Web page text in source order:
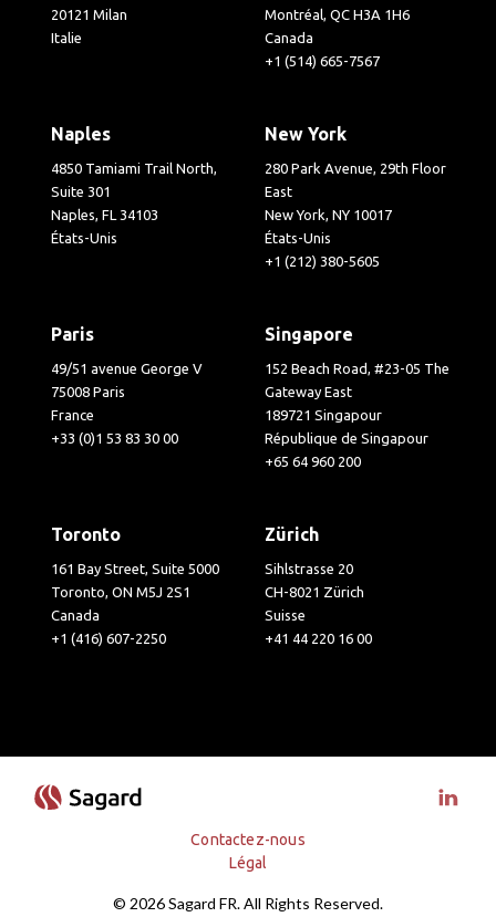
20121 Milan
Italie
Montréal, QC H3A 1H6
Canada
+1 (514) 665-7567
Naples
4850 Tamiami Trail North,
Suite 301
Naples, FL 34103
États-Unis
New York
280 Park Avenue, 29th Floor
East
New York, NY 10017
États-Unis
+1 (212) 380-5605
Paris
49/51 avenue George V
75008 Paris
France
+33 (0)1 53 83 30 00
Singapore
152 Beach Road, #23-05 The
Gateway East
189721 Singapour
République de Singapour
+65 64 960 200
Toronto
161 Bay Street, Suite 5000
Toronto, ON M5J 2S1
Canada
+1 (416) 607-2250
Zürich
Sihlstrasse 20
CH-8021 Zürich
Suisse
+41 44 220 16 00
Contactez-nous
Légal
© 2026 Sagard FR. All Rights Reserved.